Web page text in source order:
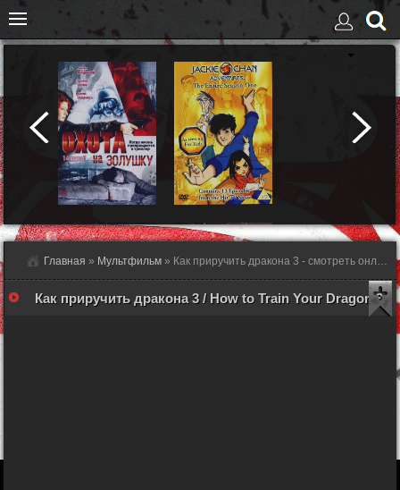
Главная » Мультфильм » Как приручить дракона 3 - смотреть онлайн
Как приручить дракона 3 / How to Train Your Dragon 3